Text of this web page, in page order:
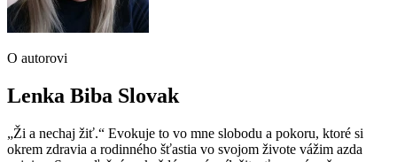
O autorovi
Lenka Biba Slovak
„Ži a nechaj žiť.“ Evokuje to vo mne slobodu a pokoru, ktoré si
okrem zdravia a rodinného šťastia vo svojom živote vážim azda